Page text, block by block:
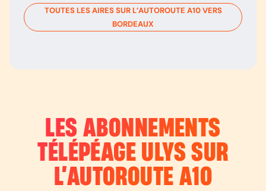
TOUTES LES AIRES SUR L’AUTOROUTE A10VERS
BORDEAUX
LES ABONNEMENTS
TÉLÉPÉAGE ULYS SUR
L’AUTOROUTE A10